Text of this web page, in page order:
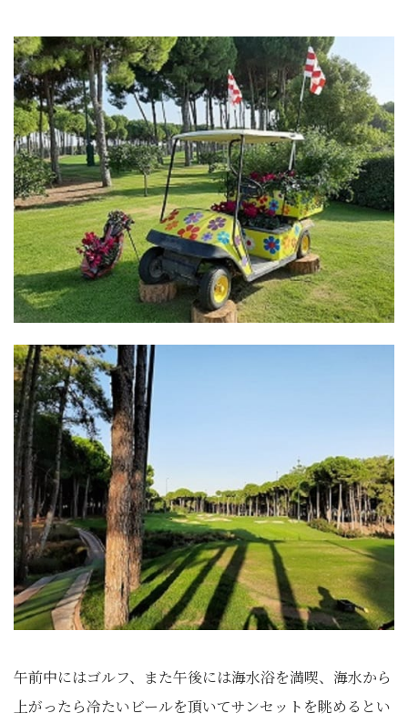
午前中にはゴルフ、また午後には海水浴を満喫、海水から
上がったら冷たいビールを頂いてサンセットを眺めるとい